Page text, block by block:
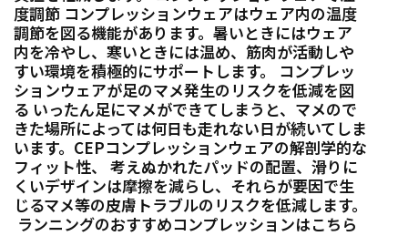
度調節 コンプレッションウェアはウェア内の温度
調節を図る機能があります。暑いときにはウェア
内を冷やし、寒いときには温め、筋肉が活動しや
すい環境を積極的にサポートします。 コンプレッ
ションウェアが足のマメ発生のリスクを低減を図
る いったん足にマメができてしまうと、マメので
きた場所によっては何日も走れない日が続いてしま
います。CEPコンプレッションウェアの解剖学的な
フィット性、 考えぬかれたパッドの配置、滑りに
くいデザインは摩擦を減らし、それらが要因で生
じるマメ等の皮膚トラブルのリスクを低減します。
ランニングのおすすめコンプレッションはこちら